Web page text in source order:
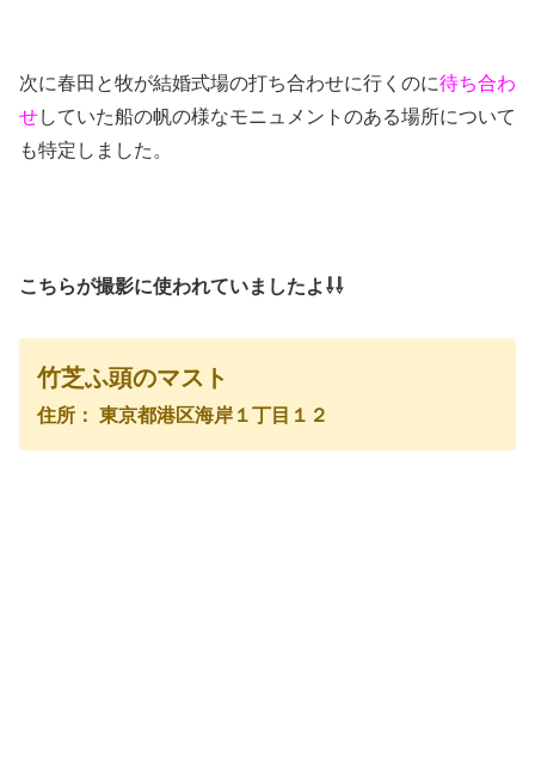
次に春田と牧が結婚式場の打ち合わせに行くのに待ち合わ
せしていた船の帆の様なモニュメントのある場所について
も特定しました。
こちらが撮影に使われていましたよ⇩⇩
竹芝ふ頭のマスト
住所： 東京都港区海岸１丁目１２